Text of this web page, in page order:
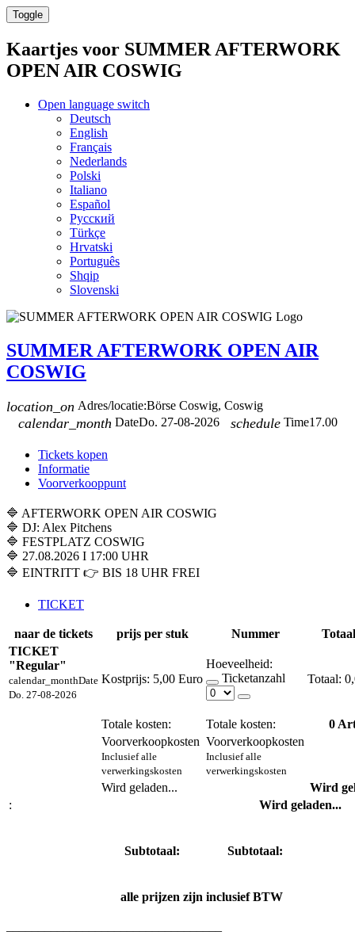
Toggle
Kaartjes voor SUMMER AFTERWORK
OPEN AIR COSWIG
Open language switch
Deutsch
English
Français
Nederlands
Polski
Italiano
Español
Русский
Türkçe
Hrvatski
Português
Shqip
Slovenski
SUMMER AFTERWORK OPEN AIR
COSWIG
location_on Adres/locatie:Börse Coswig, Coswig
calendar_month DateDo. 27-08-2026 schedule Time17.00
Tickets kopen
Informatie
Voorverkooppunt
🔷 AFTERWORK OPEN AIR COSWIG
🔷 DJ: Alex Pitchens
🔷 FESTPLATZ COSWIG
🔷 27.08.2026 I 17:00 UHR
🔷 EINTRITT 👉 BIS 18 UHR FREI
TICKET
naar de tickets prijs per stuk Nummer
TICKET
"Regular"
calendar_monthDate
Do. 27-08-2026
Kostprijs: 5,00 Euro
Hoeveelheid:
Ticketanzahl
Totale kosten: Totale kosten: 0
Voorverkoopkosten
Inclusief alle
verwerkingskosten
Voorverkoopkosten
Inclusief alle
verwerkingskosten
Wird geladen...
Wird
:
Wird geladen...
Subtotaal: Subtotaal:
alle prijzen zijn inclusief BTW